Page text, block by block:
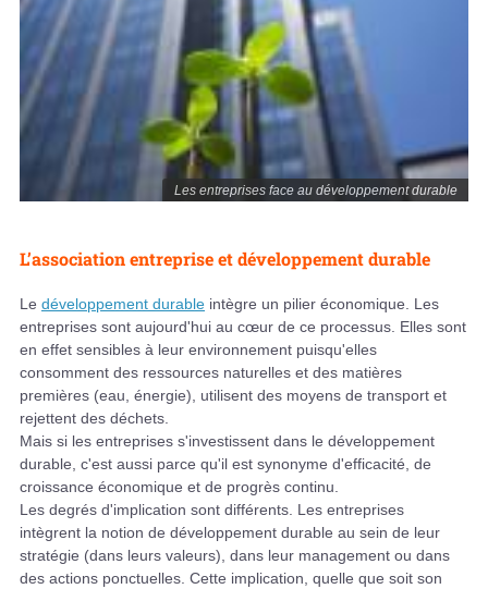
Les entreprises face au développement durable
L’association entreprise et développement durable
Le développement durable intègre un pilier économique. Les
entreprises sont aujourd'hui au cœur de ce processus. Elles sont
en effet sensibles à leur environnement puisqu'elles
consomment des ressources naturelles et des matières
premières (eau, énergie), utilisent des moyens de transport et
rejettent des déchets.
Mais si les entreprises s'investissent dans le développement
durable, c'est aussi parce qu'il est synonyme d'efficacité, de
croissance économique et de progrès continu.
Les degrés d'implication sont différents. Les entreprises
intègrent la notion de développement durable au sein de leur
stratégie (dans leurs valeurs), dans leur management ou dans
des actions ponctuelles. Cette implication, quelle que soit son